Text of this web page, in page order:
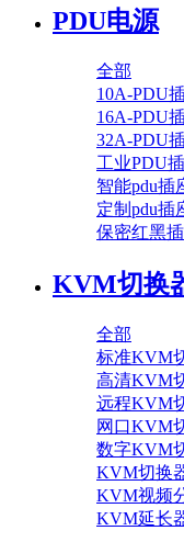
PDU电源
全部
10A-PDU
16A-PDU
32A-PDU
工业PDU
智能pdu插
定制pdu插
保密红黑
KVM切换
全部
标准KVM
高清KVM
远程KVM
网口KVM
数字KVM
KVM切换
KVM视频
KVM延长